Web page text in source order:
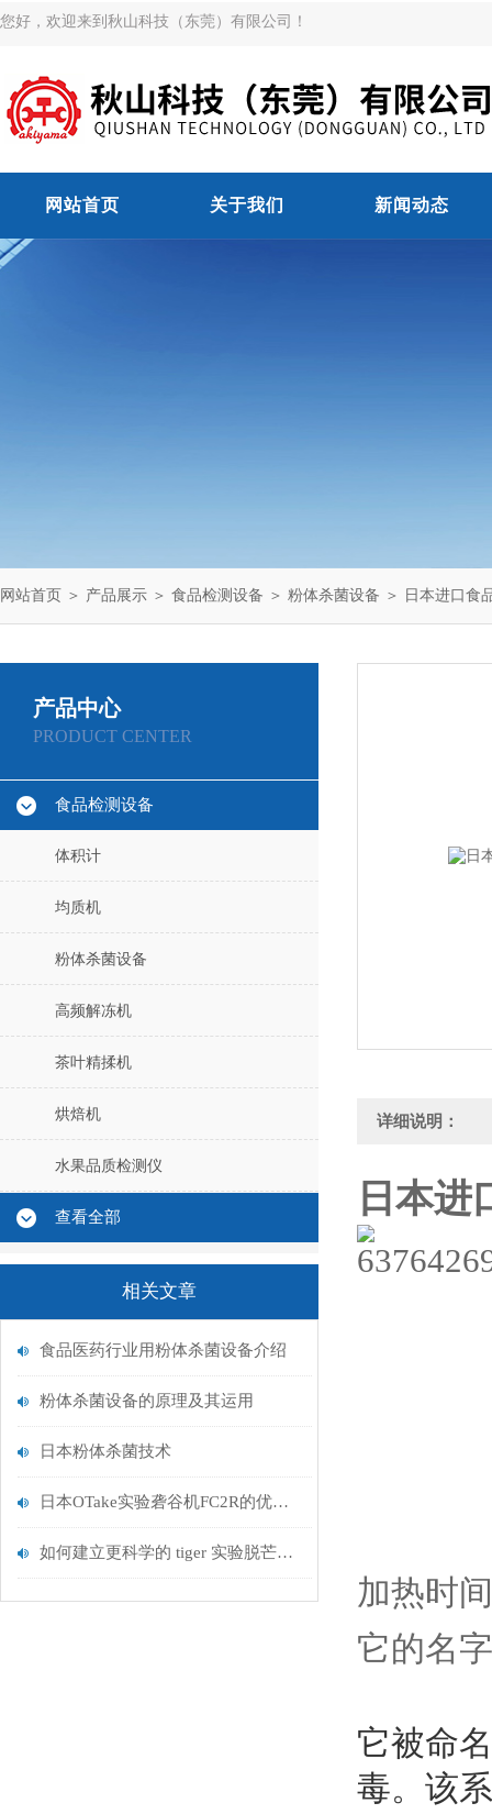
您好，欢迎来到秋山科技（东莞）有限公司！
网站首页 关于我们 新闻动态
网站首页 ＞ 产品展示 ＞ 食品检测设备 ＞ 粉体杀菌设备 ＞ 日本进口食
产品中心
PRODUCT CENTER
食品检测设备
体积计
均质机
粉体杀菌设备
高频解冻机
茶叶精揉机
烘焙机
水果品质检测仪
查看全部
相关文章
食品医药行业用粉体杀菌设备介绍
粉体杀菌设备的原理及其运用
日本粉体杀菌技术
日本OTake实验砻谷机FC2R的优缺点分析
如何建立更科学的 tiger 实验脱芒机TDS-100清洁与维护制度以减少故障发生
详细说明：
日本进
加热时
它的名
它被命
毒。 该